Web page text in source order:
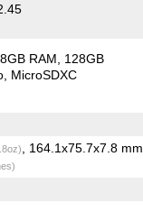
8GB RAM
128GB
MicroSDXC
, 164.1x75.7x7.8 mm